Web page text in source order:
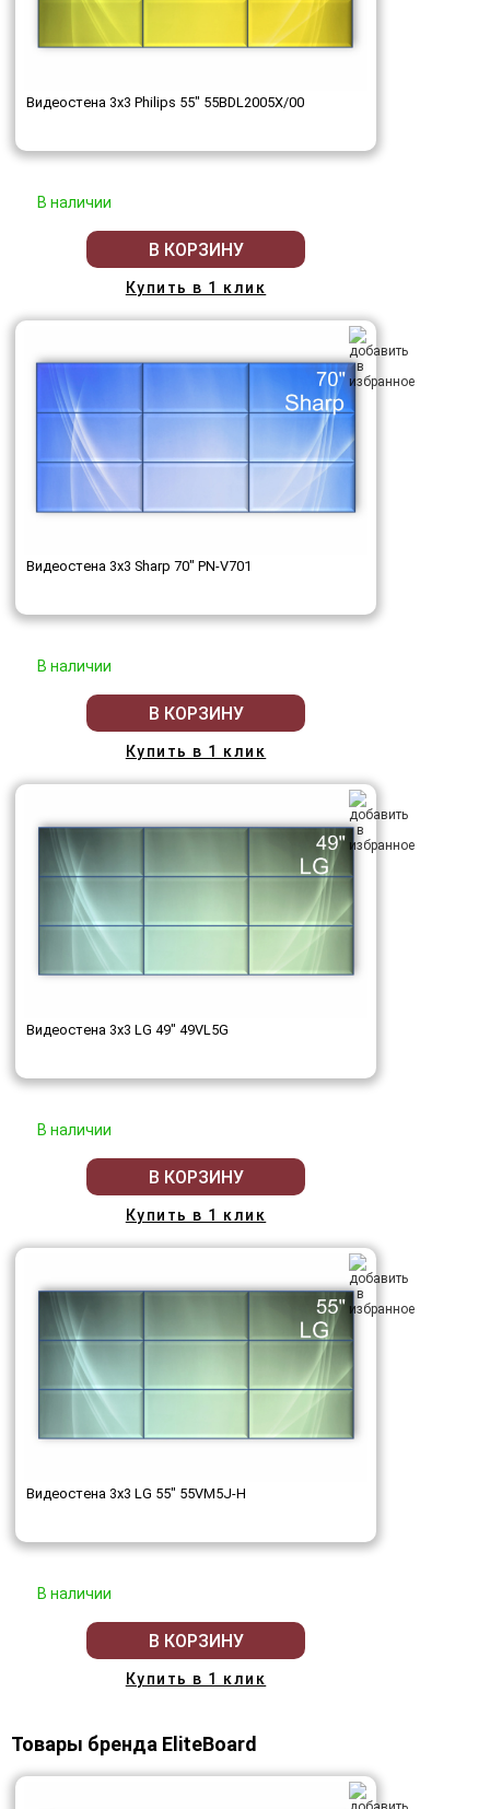
Видеостена 3x3 Philips 55" 55BDL2005X/00
В наличии
В КОРЗИНУ
Купить в 1 клик
Видеостена 3x3 Sharp 70" PN-V701
В наличии
В КОРЗИНУ
Купить в 1 клик
Видеостена 3x3 LG 49" 49VL5G
В наличии
В КОРЗИНУ
Купить в 1 клик
Видеостена 3x3 LG 55" 55VM5J-H
В наличии
В КОРЗИНУ
Купить в 1 клик
Товары бренда EliteBoard